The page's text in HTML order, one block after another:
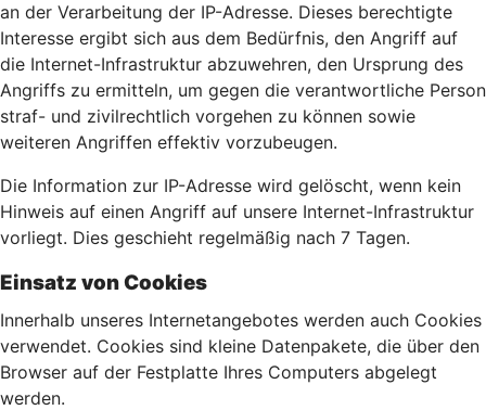
an der Verarbeitung der IP-Adresse. Dieses berechtigte
Interesse ergibt sich aus dem Bedürfnis, den Angriff auf
die Internet-Infrastruktur abzuwehren, den Ursprung des
Angriffs zu ermitteln, um gegen die verantwortliche Person
straf- und zivilrechtlich vorgehen zu können sowie
weiteren Angriffen effektiv vorzubeugen.
Die Information zur IP-Adresse wird gelöscht, wenn kein
Hinweis auf einen Angriff auf unsere Internet-Infrastruktur
vorliegt. Dies geschieht regelmäßig nach 7 Tagen.
Einsatz von Cookies
Innerhalb unseres Internetangebotes werden auch Cookies
verwendet. Cookies sind kleine Datenpakete, die über den
Browser auf der Festplatte Ihres Computers abgelegt
werden.